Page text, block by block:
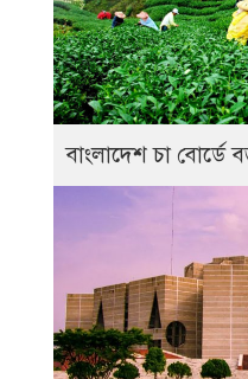
বাংলাদেশ চা বোর্ডে